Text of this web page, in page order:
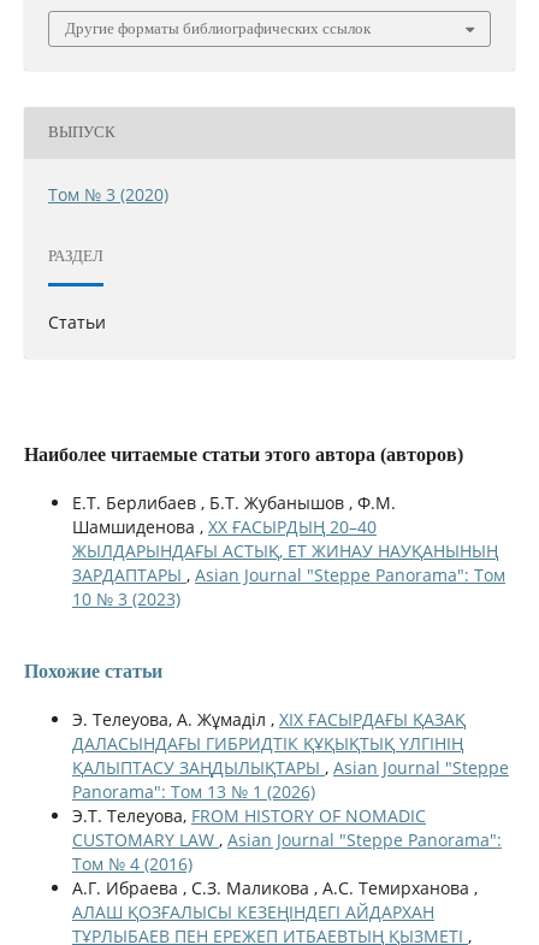
Другие форматы библиографических ссылок
ВЫПУСК
Том № 3 (2020)
РАЗДЕЛ
Статьи
Наиболее читаемые статьи этого автора (авторов)
Е.Т. Берлибаев , Б.Т. Жубанышов , Ф.М.
Шамшиденова , ХХ ҒАСЫРДЫҢ 20–40
ЖЫЛДАРЫНДАҒЫ АСТЫҚ, ЕТ ЖИНАУ НАУҚАНЫНЫҢ
ЗАРДАПТАРЫ , Asian Journal "Steppe Panorama": Том
10 № 3 (2023)
Похожие статьи
Э. Телеуова, А. Жұмаділ , XIX ҒАСЫРДАҒЫ ҚАЗАҚ
ДАЛАСЫНДАҒЫ ГИБРИДТІК ҚҰҚЫҚТЫҚ ҮЛГІНІҢ
ҚАЛЫПТАСУ ЗАҢДЫЛЫҚТАРЫ , Asian Journal "Steppe
Panorama": Том 13 № 1 (2026)
Э.Т. Телеуова, FROM HISTORY OF NOMADIC
CUSTOMARY LAW , Asian Journal "Steppe Panorama":
Том № 4 (2016)
А.Г. Ибраева , С.З. Маликова , А.С. Темирханова ,
АЛАШ ҚОЗҒАЛЫСЫ КЕЗЕҢІНДЕГІ АЙДАРХАН
ТҰРЛЫБАЕВ ПЕН ЕРЕЖЕП ИТБАЕВТЫҢ ҚЫЗМЕТІ ,